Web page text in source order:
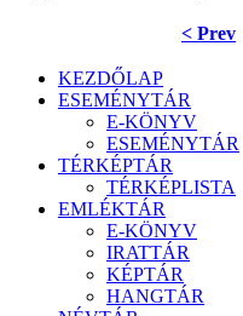
< Prev
KEZDŐLAP
ESEMÉNYTÁR
E-KÖNYV
ESEMÉNYTÁR
TÉRKÉPTÁR
TÉRKÉPLISTA
EMLÉKTÁR
E-KÖNYV
IRATTÁR
KÉPTÁR
HANGTÁR